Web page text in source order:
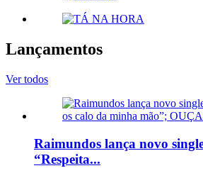
Lançamentos
Ver todos
Raimundos lança novo
“Respeita...